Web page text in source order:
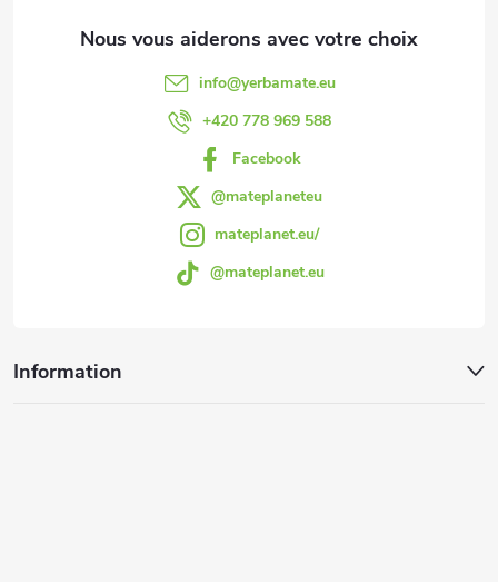
e
info@yerbamate.eu
+420 778 969 588
Facebook
@mateplaneteu
mateplanet.eu/
@mateplanet.eu
Information